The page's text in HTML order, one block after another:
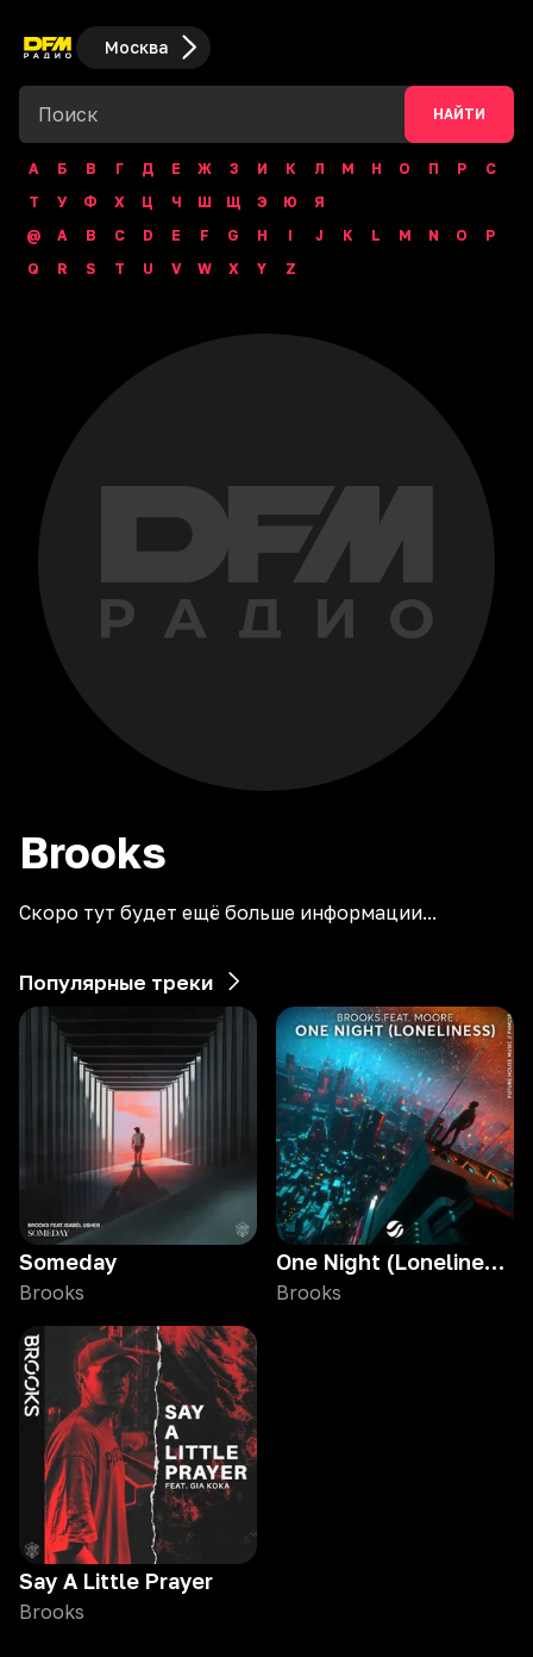
Москва
НАЙТИ
А Б В Г Д Е Ж З И К Л М Н О П Р
С
Т
У Ф Х Ц Ч Ш Щ Э Ю
Я
@
A B C D E F G H I J K L M N O
P
Q
R S T U V W X Y Z
Brooks
Скоро тут будет ещё больше информации...
Популярные треки
Someday
Brooks
One Night (Loneliness)
Brooks
Say A Little Prayer
Brooks